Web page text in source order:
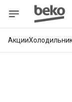
Акции